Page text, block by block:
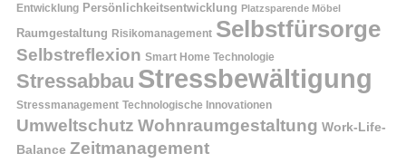
Entwicklung Persönlichkeitsentwicklung Platzsparende Möbel
Raumgestaltung Risikomanagement Selbstfürsorge
Selbstreflexion Smart Home Technologie
Stressabbau Stressbewältigung
Stressmanagement Technologische Innovationen
Umweltschutz Wohnraumgestaltung Work-Life-
Balance Zeitmanagement